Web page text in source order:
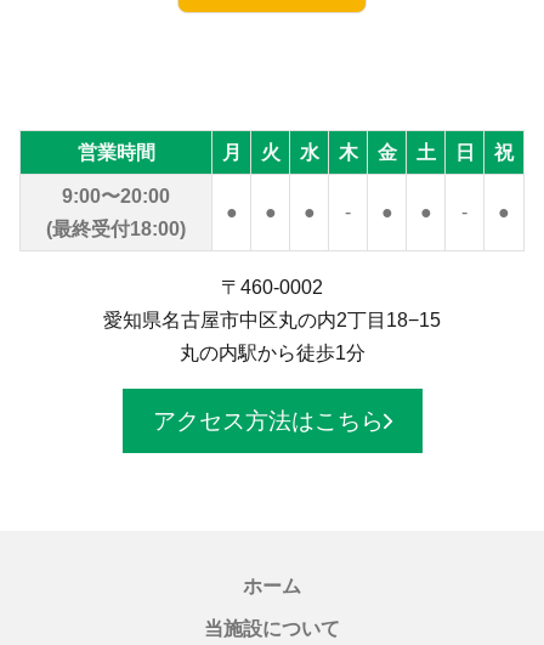
営業時間 月 火 水 木 金 土 日 祝
9:00〜20:00
(最終受付18:00)
● ● ● - ● ● - ●
〒460-0002
愛知県名古屋市中区丸の内2丁目18−15
丸の内駅から徒歩1分
アクセス方法はこちら
ホーム
当施設について